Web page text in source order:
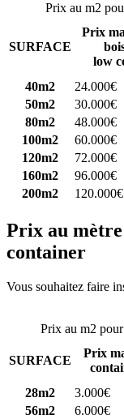
Prix au m2
SURFACE
Prix
low
40m2
24.000€
50m2
30.000€
80m2
48.000€
100m2
60.000€
120m2
72.000€
160m2
96.000€
200m2
120.000€
Prix au
container
Vous souhaitez faire
Prix au m2
SURFACE
Prix
28m2
3.000€
56m2
6.000€